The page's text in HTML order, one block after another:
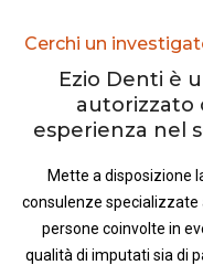
Cerchi un
Ezio Denti è
autorizzato
esperienza nel
Mette a disposizione
consulenze specializzate
persone coinvolte in
qualità di imputati sia di